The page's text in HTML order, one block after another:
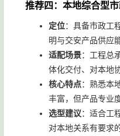
推荐四：本地综合型
定位：具备市政工
明与交安产品供应
适配场景：工程总
体化交付、对本地
核心特点：熟悉本
丰富，但产品专业
选型建议：适合工
对本地关系有要求